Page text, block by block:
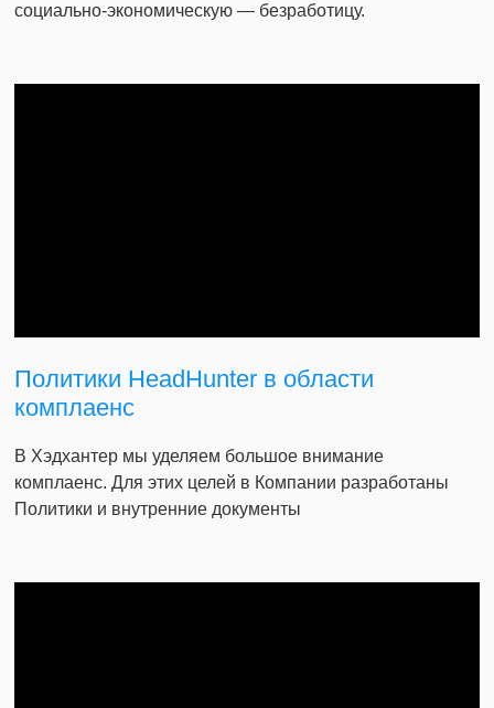
социально-экономическую — безработицу.
Политики HeadHunter в области
комплаенс
В Хэдхантер мы уделяем большое внимание
комплаенс. Для этих целей в Компании разработаны
Политики и внутренние документы